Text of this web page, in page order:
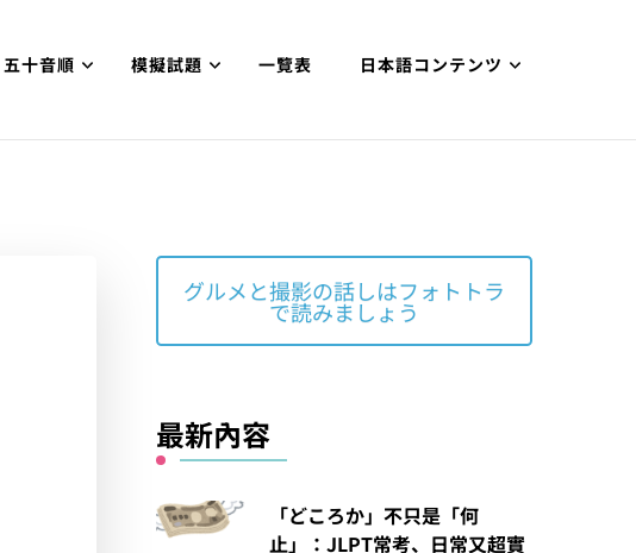
五十音順 模擬試題 一覽表 日本語コンテンツ
グルメと撮影の話しはフォトトラ
で読みましょう
最新內容
「どころか」不只是「何
止」：JLPT常考、日常又超實